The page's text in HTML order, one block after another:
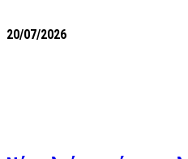
20/07/2026